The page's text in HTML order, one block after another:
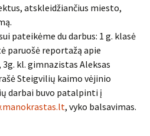
atskleidžiančius miesto,
pateikėme du darbus: 1 g. klasė
paruošė reportažą apie
kl. gimnazistas Aleksas
Steigvilių kaimo vėjinio
darbai buvo patalpinti į
, vyko balsavimas.